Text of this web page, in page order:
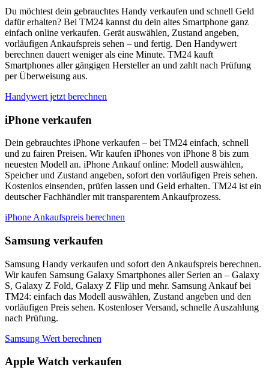
Du möchtest dein gebrauchtes Handy verkaufen und schnell Geld
dafür erhalten? Bei TM24 kannst du dein altes Smartphone ganz
einfach online verkaufen. Gerät auswählen, Zustand angeben,
vorläufigen Ankaufspreis sehen – und fertig. Den Handywert
berechnen dauert weniger als eine Minute. TM24 kauft
Smartphones aller gängigen Hersteller an und zahlt nach Prüfung
per Überweisung aus.
Handywert jetzt berechnen
iPhone verkaufen
Dein gebrauchtes iPhone verkaufen – bei TM24 einfach, schnell
und zu fairen Preisen. Wir kaufen iPhones von iPhone 8 bis zum
neuesten Modell an. iPhone Ankauf online: Modell auswählen,
Speicher und Zustand angeben, sofort den vorläufigen Preis sehen.
Kostenlos einsenden, prüfen lassen und Geld erhalten. TM24 ist ein
deutscher Fachhändler mit transparentem Ankaufprozess.
iPhone Ankaufspreis berechnen
Samsung verkaufen
Samsung Handy verkaufen und sofort den Ankaufspreis berechnen.
Wir kaufen Samsung Galaxy Smartphones aller Serien an – Galaxy
S, Galaxy Z Fold, Galaxy Z Flip und mehr. Samsung Ankauf bei
TM24: einfach das Modell auswählen, Zustand angeben und den
vorläufigen Preis sehen. Kostenloser Versand, schnelle Auszahlung
nach Prüfung.
Samsung Wert berechnen
Apple Watch verkaufen